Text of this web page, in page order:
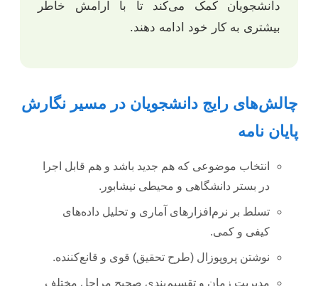
دانشجویان کمک می‌کند تا با آرامش خاطر
بیشتری به کار خود ادامه دهند.
چالش‌های رایج دانشجویان در مسیر نگارش
پایان نامه
انتخاب موضوعی که هم جدید باشد و هم قابل اجرا
در بستر دانشگاهی و محیطی نیشابور.
تسلط بر نرم‌افزارهای آماری و تحلیل داده‌های
کیفی و کمی.
نوشتن پروپوزال (طرح تحقیق) قوی و قانع‌کننده.
مدیریت زمان و تقسیم‌بندی صحیح مراحل مختلف